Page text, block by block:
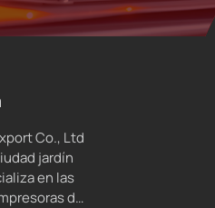
Co., Ltd
jardín
en las
de